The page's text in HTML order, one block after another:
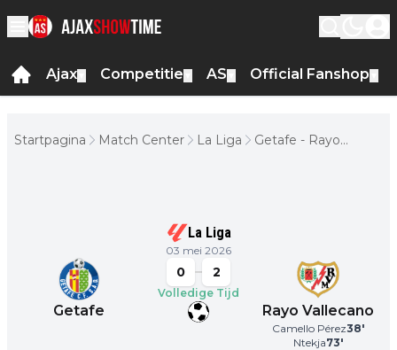
Ajax Competitie AS Official Fanshop
Startpagina Match Center La Liga
Getafe - Rayo
La Liga
03 mei 2026
Getafe
0 2
Volledige Tijd
Rayo Vallecano
Camello Pérez38'
Ntekja73'